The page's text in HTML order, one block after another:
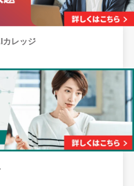
カレッジ